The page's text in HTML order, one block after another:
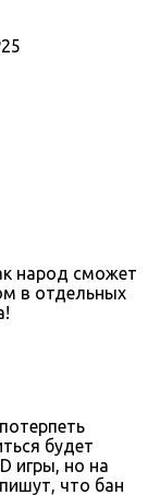
народ сможет
в отдельных
будет
игры, но на
что бан